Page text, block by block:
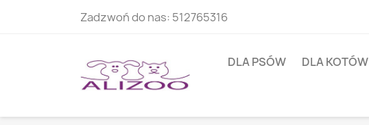
Zadzwoń do nas: 512765316
DLA PSÓW DLA KOTÓW